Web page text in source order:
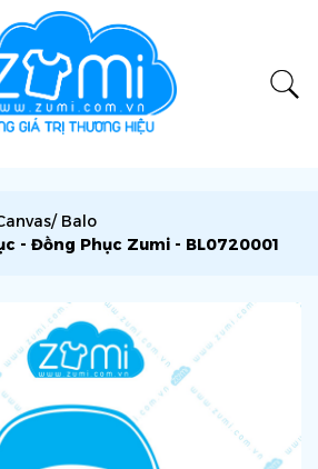
Balo
- Đồng Phục Zumi - BL0720001